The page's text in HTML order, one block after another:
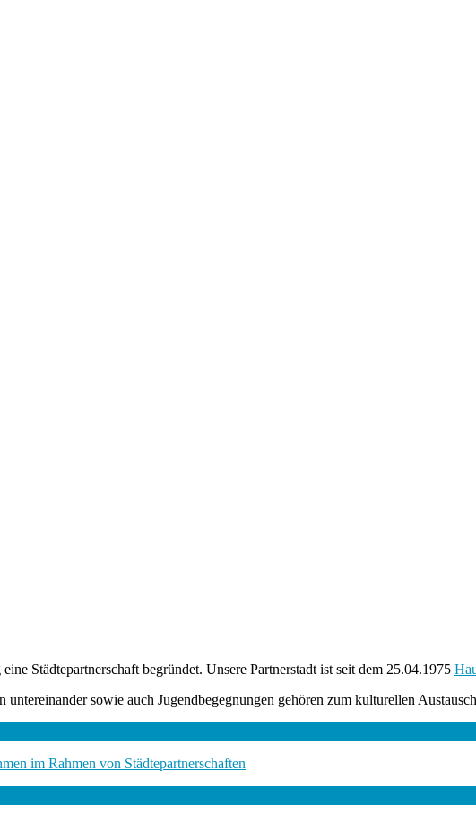
Städtepartnerschaft begründet. Unsere Partnerstadt ist seit dem 25.04.1975
sowie auch Jugendbegegnungen gehören zum kulturellen
im Rahmen von Städtepartnerschaften